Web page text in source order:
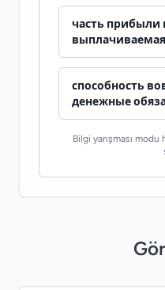
часть прибыли
способность
денежные
Bilgi yarışması